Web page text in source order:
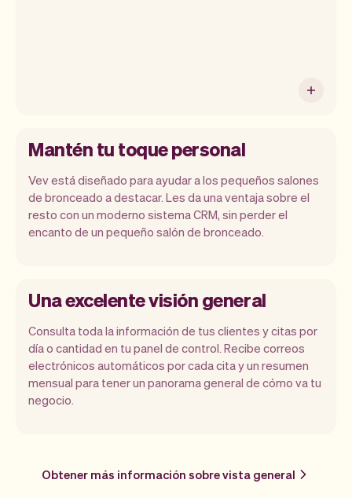
Mantén tu toque personal
Vev está diseñado para ayudar a los pequeños salones
de bronceado a destacar. Les da una ventaja sobre el
resto con un moderno sistema CRM, sin perder el
encanto de un pequeño salón de bronceado.
Una excelente visión general
Consulta toda la información de tus clientes y citas por
día o cantidad en tu panel de control. Recibe correos
electrónicos automáticos por cada cita y un resumen
mensual para tener un panorama general de cómo va tu
negocio.
Obtener más información sobre vista general